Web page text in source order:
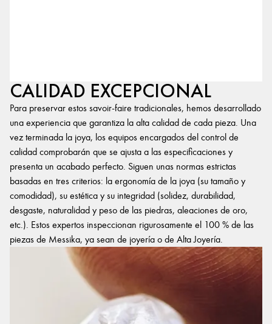
CALIDAD EXCEPCIONAL
Para preservar estos savoir-faire tradicionales, hemos desarrollado
una experiencia que garantiza la alta calidad de cada pieza. Una
vez terminada la joya, los equipos encargados del control de
calidad comprobarán que se ajusta a las especificaciones y
presenta un acabado perfecto. Siguen unas normas estrictas
basadas en tres criterios: la ergonomía de la joya (su tamaño y
comodidad), su estética y su integridad (solidez, durabilidad,
desgaste, naturalidad y peso de las piedras, aleaciones de oro,
etc.). Estos expertos inspeccionan rigurosamente el 100 % de las
piezas de Messika, ya sean de joyería o de Alta Joyería.